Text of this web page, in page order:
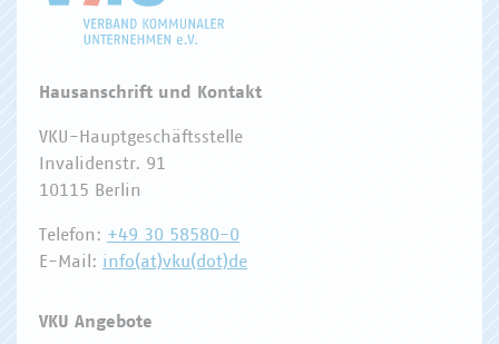
Hausanschrift und Kontakt
VKU-Hauptgeschäftsstelle
Invalidenstr. 91
10115 Berlin
Telefon: +49 30 58580-0
E-Mail: info(at)vku(dot)de
VKU Angebote